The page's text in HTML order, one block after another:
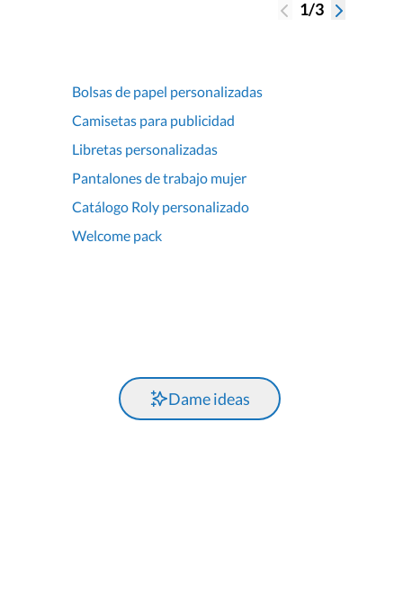
1/3
Bolsas de papel personalizadas
Camisetas para publicidad
Libretas personalizadas
Pantalones de trabajo mujer
Catálogo Roly personalizado
Welcome pack
Dame ideas